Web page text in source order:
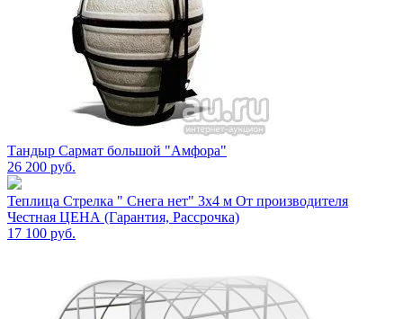
Тандыр Сармат большой "Амфора"
26 200 руб.
Теплица Стрелка " Снега нет" 3х4 м От производителя
Честная ЦЕНА (Гарантия, Рассрочка)
17 100 руб.